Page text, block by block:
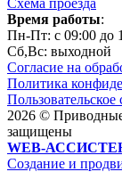
Схема проезда
Время работы:
Пн-Пт: c 09:00 до
Сб,Вc: выходной
Согласие на
Политика
Пользовательское
2026 ©
защищены
WEB-
Создание и